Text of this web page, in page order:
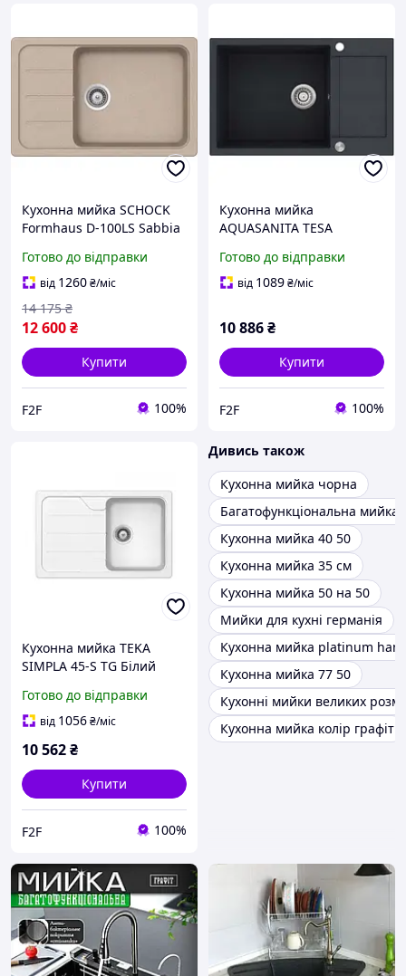
Кухонна мийка SCHOCK
Formhaus D-100LS Sabbia
Готово до відправки
від 1260₴/міс
12 600₴
14 175 ₴
Купити
F2F 100%
Кухонна мийка
AQUASANITA TESA
Готово до відправки
від 1089₴/міс
10 886₴
Купити
F2F 100%
Кухонна мийка TEKA
SIMPLA 45-S TG Білий
Готово до відправки
від 1056₴/міс
10 562₴
Купити
F2F 100%
Дивись також
Кухонна мийка чорна
Багатофункціональна мийка
Кухонна мийка 40 50
Кухонна мийка 35 см
Кухонна мийка 50 на 50
Мийки для кухні германія
Кухонна мийка platinum
Кухонна мийка 77 50
Кухонні мийки великих
Кухонна мийка колір графіт